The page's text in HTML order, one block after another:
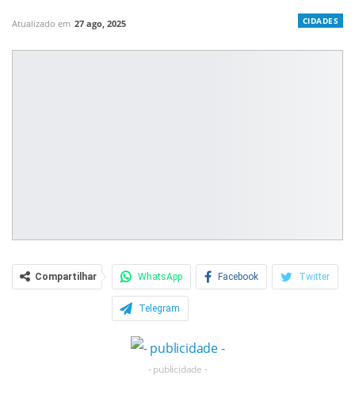
CIDADES
Atualizado em 27 ago, 2025
Compartilhar WhatsApp Facebook Twitter
Telegram
- publicidade -